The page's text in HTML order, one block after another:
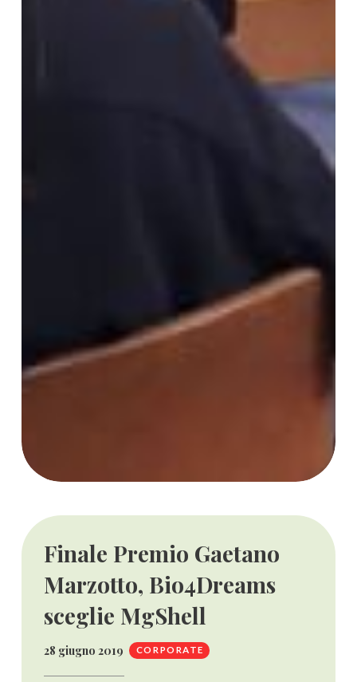
Finale Premio Gaetano
Marzotto, Bio4Dreams
sceglie MgShell
28 giugno 2019 CORPORATE